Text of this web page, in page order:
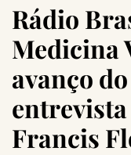
Rádio
Medicina
avanço
Francis